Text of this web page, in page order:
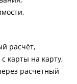
расчёт
карты на карту
расчётный